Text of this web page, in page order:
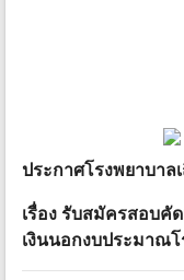
ประกาศโรงพยาบาล
เรื่อง รับสมัครสอบคั
เงินนอกงบประมาณโ